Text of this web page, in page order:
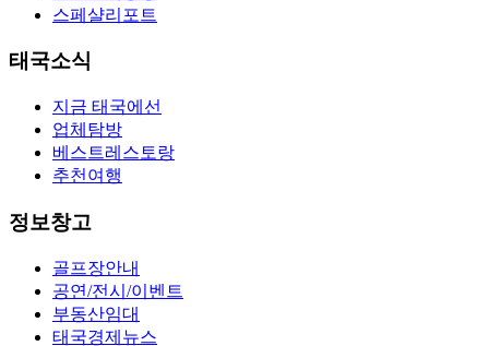
스페샬리포트
태국소식
지금 태국에선
업체탐방
베스트레스토랑
추천여행
정보창고
골프장안내
공연/전시/이벤트
부동산임대
태국경제뉴스